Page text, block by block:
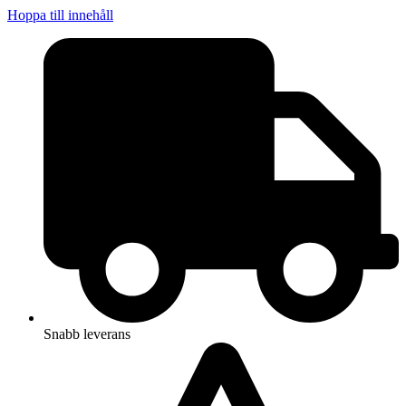
Hoppa till innehåll
Snabb leverans